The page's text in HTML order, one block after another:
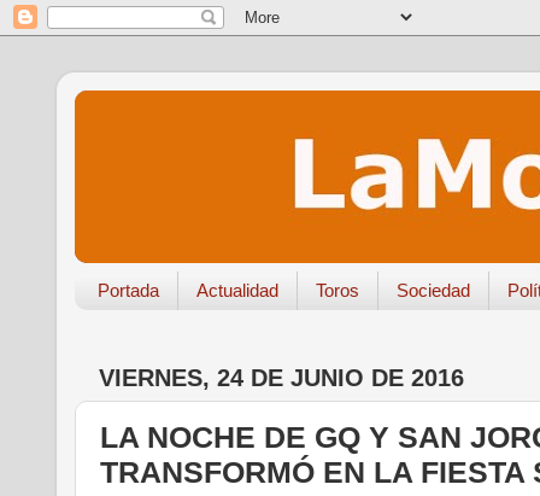
Portada Actualidad Toros Sociedad
VIERNES, 24 DE JUNIO DE 2016
LA NOCHE DE GQ Y SAN
TRANSFORMÓ EN LA